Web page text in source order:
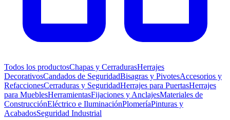
Todos los productosChapas y CerradurasHerrajes
DecorativosCandados de SeguridadBisagras y PivotesAccesorios y
RefaccionesCerraduras y SeguridadHerrajes para PuertasHerrajes
para MueblesHerramientasFijaciones y AnclajesMateriales de
ConstrucciónEléctrico e IluminaciónPlomeríaPinturas y
AcabadosSeguridad Industrial